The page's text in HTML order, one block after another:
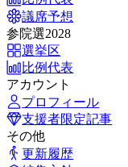
議席予想
参院選2028
選挙区
比例代表
アカウント
プロフィール
支援者限定記事
その他
更新履歴